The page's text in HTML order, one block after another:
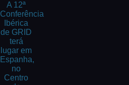
A 12ª
Conferência
Ibérica
de GRID
terá
lugar em
Espanha,
no
Centro